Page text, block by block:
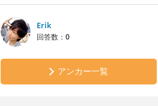
Erik
回答数： 0
アンカー一覧